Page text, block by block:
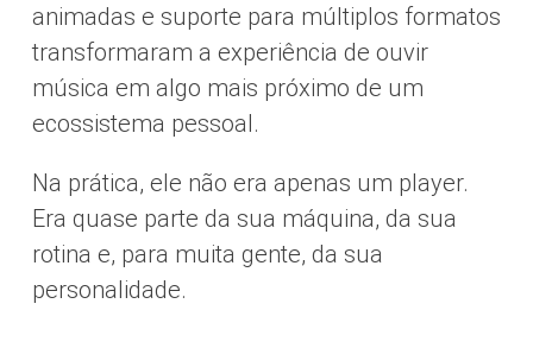
animadas e suporte para múltiplos formatos
transformaram a experiência de ouvir
música em algo mais próximo de um
ecossistema pessoal.
Na prática, ele não era apenas um player.
Era quase parte da sua máquina, da sua
rotina e, para muita gente, da sua
personalidade.